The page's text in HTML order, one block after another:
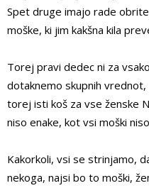
Spet druge imajo rade
moške, ki jim kakšna kila
Torej pravi dedec ni za
dotaknemo skupnih
torej isti koš za vse ženske
niso enake, kot vsi moški
Kakorkoli, vsi se strinjamo,
nekoga, najsi bo to moški,